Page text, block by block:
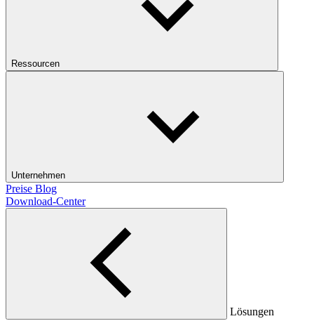
Ressourcen
Unternehmen
Preise Blog
Download-Center
Lösungen